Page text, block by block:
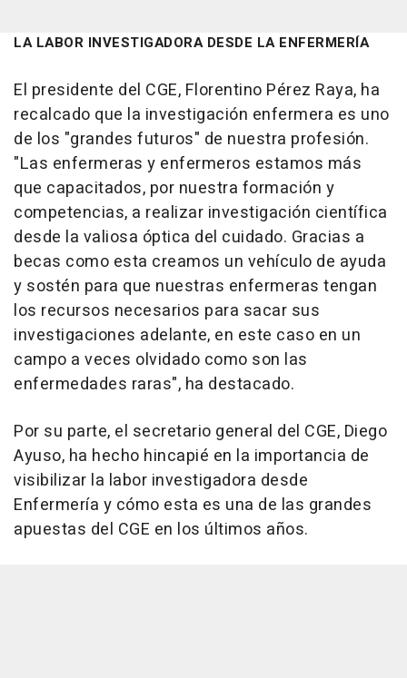
LA LABOR INVESTIGADORA DESDE LA ENFERMERÍA
El presidente del CGE, Florentino Pérez Raya, ha
recalcado que la investigación enfermera es uno
de los "grandes futuros" de nuestra profesión.
"Las enfermeras y enfermeros estamos más
que capacitados, por nuestra formación y
competencias, a realizar investigación científica
desde la valiosa óptica del cuidado. Gracias a
becas como esta creamos un vehículo de ayuda
y sostén para que nuestras enfermeras tengan
los recursos necesarios para sacar sus
investigaciones adelante, en este caso en un
campo a veces olvidado como son las
enfermedades raras", ha destacado.
Por su parte, el secretario general del CGE, Diego
Ayuso, ha hecho hincapié en la importancia de
visibilizar la labor investigadora desde
Enfermería y cómo esta es una de las grandes
apuestas del CGE en los últimos años.